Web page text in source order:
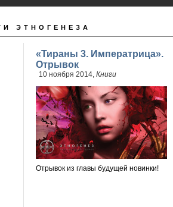
ЭТНОГЕНЕЗА
«Тираны 3. Императрица».
Отрывок
10 ноября 2014, Книги
Отрывок из главы будущей новинки!